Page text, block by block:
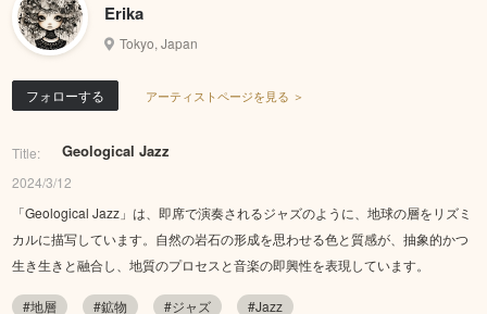
Erika
Tokyo, Japan
フォローする アーティストページを見る ＞
Title: Geological Jazz
2024/3/12
「Geological Jazz」は、即席で演奏されるジャズのように、地球の層をリズミ
カルに描写しています。自然の岩石の形成を思わせる色と質感が、抽象的かつ
生き生きと融合し、地質のプロセスと音楽の即興性を表現しています。
#地層 #鉱物 #ジャズ #Jazz